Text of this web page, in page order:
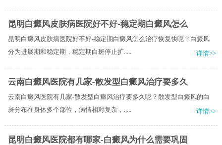
昆明白癜风皮肤病医院好不好-稳定期白癜风怎么
昆明白癜风皮肤病医院好不好-稳定期白癜风怎么治疗恢复快呢？白癜风
分为进展期和稳定期，稳定期白斑停止扩.....
详情>>
云南白癜风医院有几家-散发型白癜风治疗要多久
云南白癜风医院有几家-散发型白癜风治疗要多久呢？散发型白癜风的白
斑分布在身体多个部位，病情相对复杂，.....
详情>>
昆明白癜风医院都有哪家-白癜风为什么需要巩固